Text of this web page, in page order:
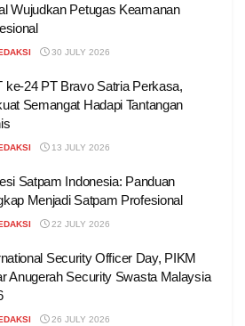
Wujudkan Petugas Keamanan
30 JULY 2026
ke-24 PT Bravo Satria Perkasa,
Semangat Hadapi Tantangan
13 JULY 2026
Satpam Indonesia: Panduan
Menjadi Satpam Profesional
22 JULY 2026
Security Officer Day, PIKM
Anugerah Security Swasta Malaysia
26 JULY 2026